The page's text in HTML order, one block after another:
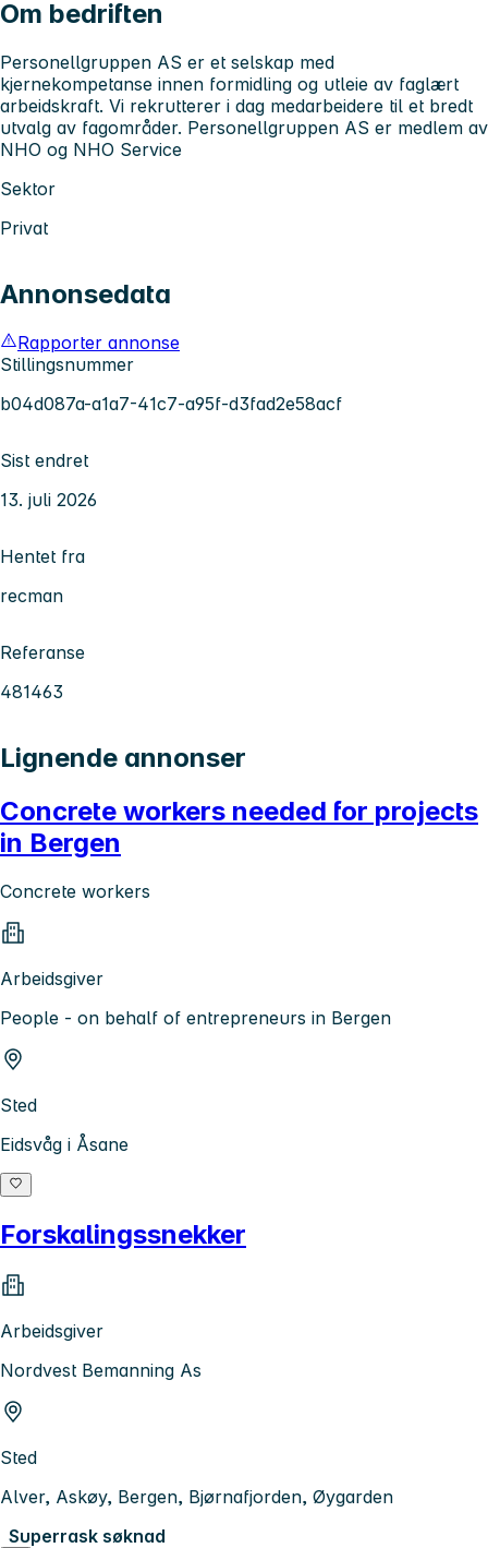
Om bedriften
Personellgruppen AS er et selskap med
kjernekompetanse innen formidling og utleie av faglært
arbeidskraft. Vi rekrutterer i dag medarbeidere til et bredt
utvalg av fagområder. Personellgruppen AS er medlem av
NHO og NHO Service
Sektor
Privat
Annonsedata
Rapporter annonse
Stillingsnummer
b04d087a-a1a7-41c7-a95f-d3fad2e58acf
Sist endret
13. juli 2026
Hentet fra
recman
Referanse
481463
Lignende annonser
Concrete workers needed for projects
in Bergen
Concrete workers
Arbeidsgiver
People - on behalf of entrepreneurs in Bergen
Sted
Eidsvåg i Åsane
Forskalingssnekker
Arbeidsgiver
Nordvest Bemanning As
Sted
Alver, Askøy, Bergen, Bjørnafjorden, Øygarden
Superrask søknad